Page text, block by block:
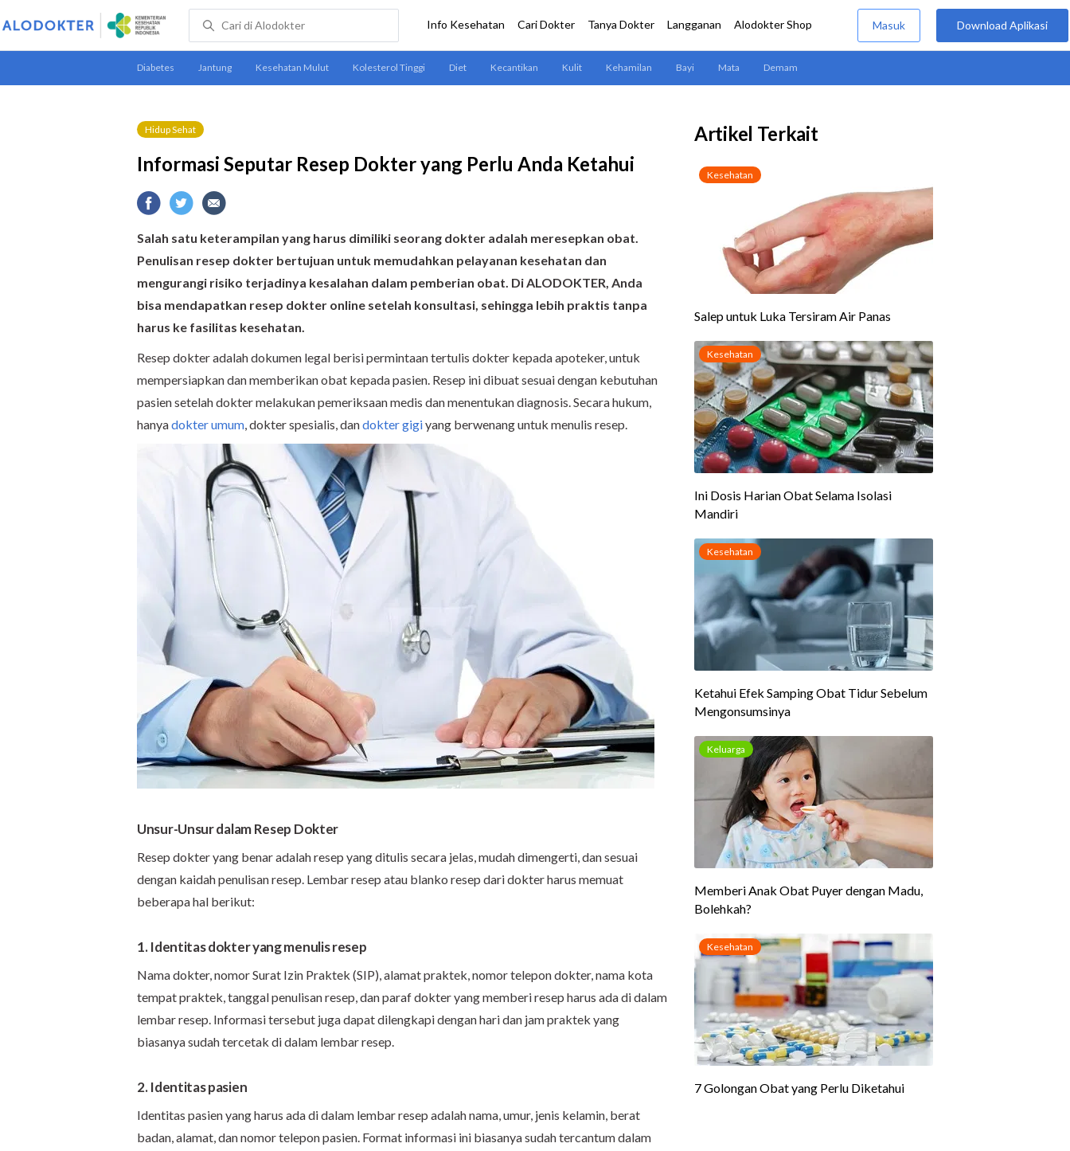
Hidup Sehat
Informasi Seputar Resep Dokter yang Perlu Anda Ketahui
Salah satu keterampilan yang harus dimiliki seorang dokter adalah meresepkan obat.
Penulisan resep dokter bertujuan untuk memudahkan pelayanan kesehatan dan
mengurangi risiko terjadinya kesalahan dalam pemberian obat. Di ALODOKTER, Anda
bisa mendapatkan resep dokter online setelah konsultasi, sehingga lebih praktis tanpa
harus ke fasilitas kesehatan.
Resep dokter adalah dokumen legal berisi permintaan tertulis dokter kepada apoteker, untuk
mempersiapkan dan memberikan obat kepada pasien. Resep ini dibuat sesuai dengan kebutuhan
pasien setelah dokter melakukan pemeriksaan medis dan menentukan diagnosis. Secara hukum,
hanyadokter umum, dokter spesialis, dandokter gigiyang berwenang untuk menulis resep.
Unsur-Unsur dalam Resep Dokter
Resep dokter yang benar adalah resep yang ditulis secara jelas, mudah dimengerti, dan sesuai
dengan kaidah penulisan resep. Lembar resep atau blanko resep dari dokter harus memuat
beberapa hal berikut:
1. Identitas dokter yang menulis resep
Nama dokter, nomor Surat Izin Praktek (SIP), alamat praktek, nomor telepon dokter, nama kota
tempat praktek, tanggal penulisan resep, dan paraf dokter yang memberi resep harus ada di dalam
lembar resep. Informasi tersebut juga dapat dilengkapi dengan hari dan jam praktek yang
biasanya sudah tercetak di dalam lembar resep.
2. Identitas pasien
Identitas pasien yang harus ada di dalam lembar resep adalah nama, umur, jenis kelamin, berat
badan, alamat, dan nomor telepon pasien. Format informasi ini biasanya sudah tercantum dalam
Artikel Terkait